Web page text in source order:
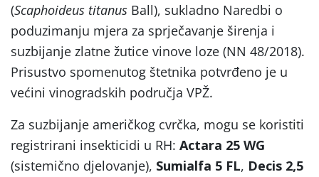
(Scaphoideus titanus Ball), sukladno Naredbi o
poduzimanju mjera za sprječavanje širenja i
suzbijanje zlatne žutice vinove loze (NN 48/2018).
Prisustvo spomenutog štetnika potvrđeno je u
većini vinogradskih područja VPŽ.
Za suzbijanje američkog cvrčka, mogu se koristiti
registrirani insekticidi u RH: Actara 25 WG
(sistemično djelovanje), Sumialfa 5 FL, Decis 2,5